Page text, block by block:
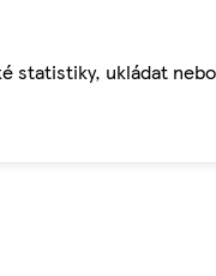
statistiky, ukládat